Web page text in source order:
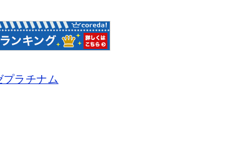
プラチナム